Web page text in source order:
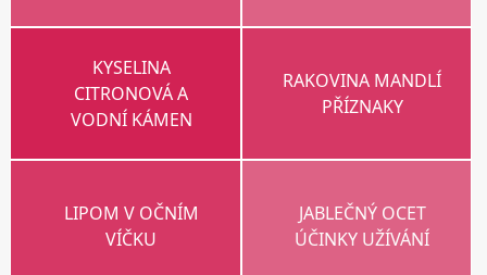
KYSELINA
CITRONOVÁ A
VODNÍ KÁMEN
RAKOVINA MANDLÍ
PŘÍZNAKY
LIPOM V OČNÍM
VÍČKU
JABLEČNÝ OCET
ÚČINKY UŽÍVÁNÍ